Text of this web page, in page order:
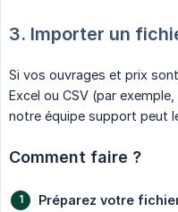
3. Importer un
Si vos ouvrages et prix
Excel ou CSV (par
notre équipe support peut
Comment faire ?
Préparez votre